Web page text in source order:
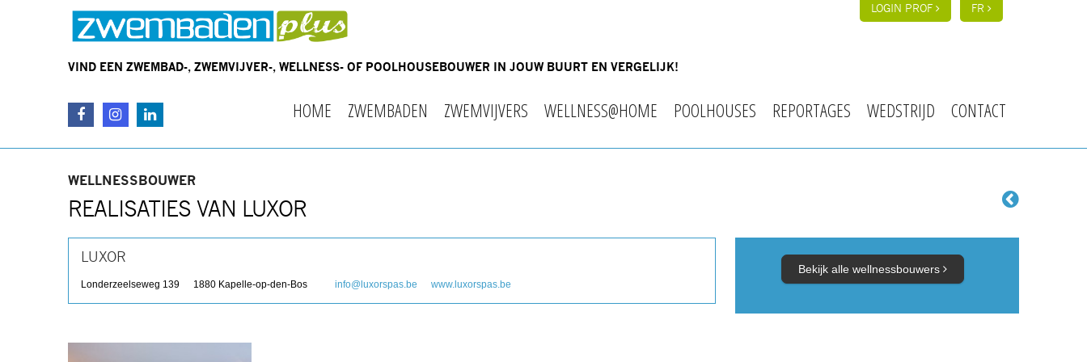
LOGIN PROF FR
VIND EEN ZWEMBAD-, ZWEMVIJVER-, WELLNESS- OF POOLHOUSEBOUWER IN JOUW BUURT EN VERGELIJK!
HOME ZWEMBADEN ZWEMVIJVERS WELLNESS@HOME POOLHOUSES REPORTAGES WEDSTRIJD CONTACT
WELLNESSBOUWER
REALISATIES VAN LUXOR
LUXOR
Londerzeelseweg 139 1880 Kapelle-op-den-Bos info@luxorspas.be www.luxorspas.be
Bekijk alle wellnessbouwers